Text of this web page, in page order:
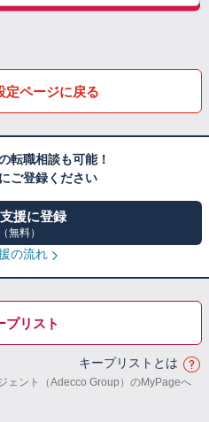
定ページに戻る
転職相談も可能！
ご登録ください
援に登録
（無料）
の流れ
プリスト
キープリストとは
ェント（Adecco Group）のMyPageへ